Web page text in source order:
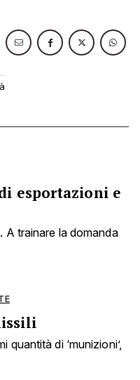
esportazioni e
A trainare la domanda
quantità di ‘munizioni’,